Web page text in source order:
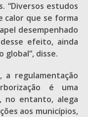
“Diversos estudos
calor que se forma
desempenhado
efeito, ainda
global”, disse.
a regulamentação
é uma
no entanto, alega
aos municípios,